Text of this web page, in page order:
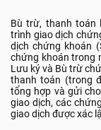
Bù trừ, thanh toán
trình giao dịch
dịch chứng khoán
chứng khoán trong
Lưu ký và Bù trừ
thanh toán (trong
tổng hợp và gửi
giao dịch, các
giao dịch được xác